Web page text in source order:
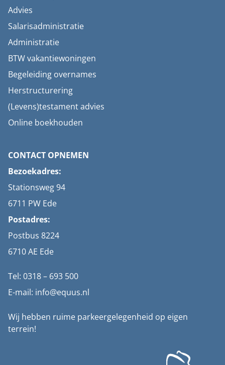
Advies
Salarisadministratie
Administratie
BTW vakantiewoningen
Begeleiding overnames
Herstructurering
(Levens)testament advies
Online boekhouden
CONTACT OPNEMEN
Bezoekadres:
Stationsweg 94
6711 PW Ede
Postadres:
Postbus 8224
6710 AE Ede
Tel: 0318 – 693 500
E-mail: info@equus.nl
Wij hebben ruime parkeergelegenheid op eigen
terrein!